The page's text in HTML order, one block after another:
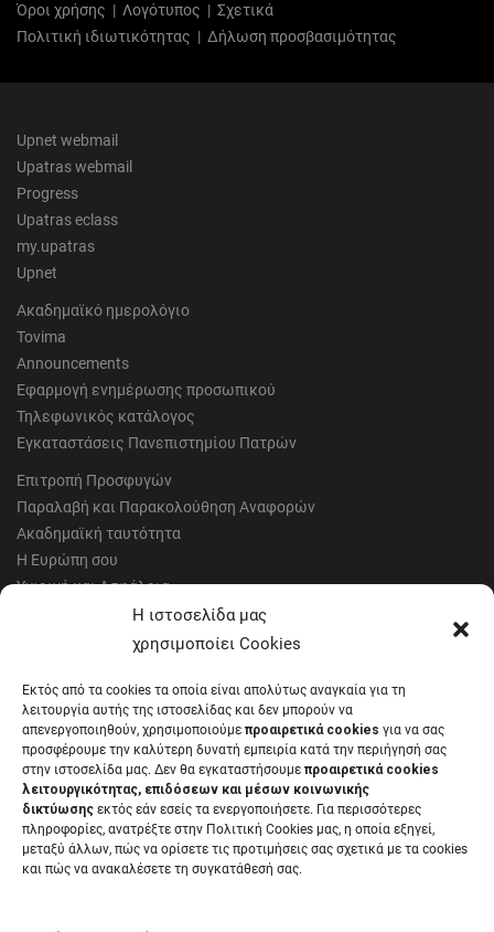
Η ιστοσελίδα μας
χρησιμοποίει Cookies
Εκτός από τα cookies τα οποία είναι απολύτως αναγκαία για τη
λειτουργία αυτής της ιστοσελίδας και δεν μπορούν να
απενεργοποιηθούν, χρησιμοποιούμε προαιρετικά cookies για να σας
προσφέρουμε την καλύτερη δυνατή εμπειρία κατά την περιήγησή σας
στην ιστοσελίδα μας. Δεν θα εγκαταστήσουμε προαιρετικά cookies
λειτουργικότητας, επιδόσεων και μέσων κοινωνικής
δικτύωσης εκτός εάν εσείς τα ενεργοποιήσετε. Για περισσότερες
πληροφορίες, ανατρέξτε στην Πολιτική Cookies μας, η οποία εξηγεί,
μεταξύ άλλων, πώς να ορίσετε τις προτιμήσεις σας σχετικά με τα cookies
και πώς να ανακαλέσετε τη συγκατάθεσή σας.
Όροι χρήσης | Λογότυπος | Σχετικά
Πολιτική ιδιωτικότητας | Δήλωση προσβασιμότητας
Upnet webmail
Upatras webmail
Progress
Upatras eclass
my.upatras
Upnet
Ακαδημαϊκό ημερολόγιο
Tovima
Announcements
Εφαρμογή ενημέρωσης προσωπικού
Τηλεφωνικός κατάλογος
Εγκαταστάσεις Πανεπιστημίου Πατρών
Επιτροπή Προσφυγών
Παραλαβή και Παρακολούθηση Αναφορών
Ακαδημαϊκή ταυτότητα
Η Ευρώπη σου
Υγιεινή και Ασφάλεια
Έντυπα Οικονομικής Υπηρεσίας
Έντυπα Διοικητικών Υπηρεσιών
Μητρώα αξιολογητών
Δημόσια Διαβούλευση
Συνεδριάσεις Συγκλήτου
Συνεδριάσεις Συμβουλίου Διοίκησης
EUNICoast European University